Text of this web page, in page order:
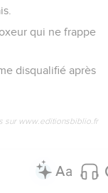
qui ne frappe
disqualifié après
sur www.editionsbiblio.fr